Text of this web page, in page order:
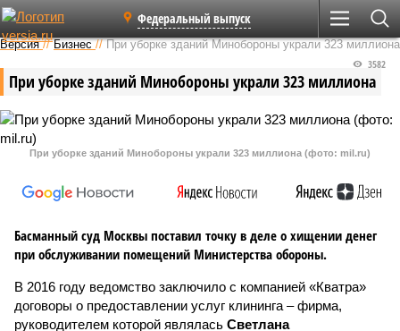
Федеральный выпуск
Версия //Бизнес //При уборке зданий Минобороны украли 323 миллиона
При уборке зданий Минобороны украли 323 миллиона
3582
При уборке зданий Минобороны украли 323 миллиона (фото: mil.ru)
Басманный суд Москвы поставил точку в деле о хищении денег
при обслуживании помещений Министерства обороны.
В 2016 году ведомство заключило с компанией «Кватра»
договоры о предоставлении услуг клининга – фирма,
руководителем которой являлась Светлана